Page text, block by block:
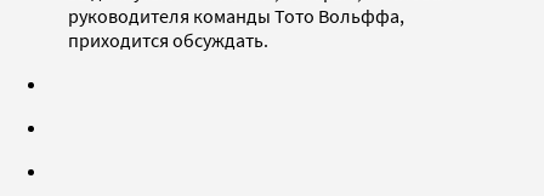
руководителя команды Тото Вольффа,
приходится обсуждать.